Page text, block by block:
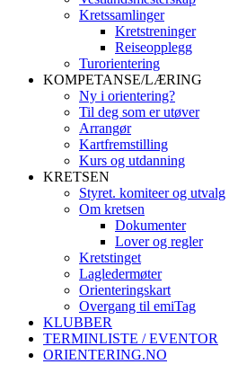
Kretssamlinger
Kretstreninger
Reiseopplegg
Turorientering
KOMPETANSE/LÆRING
Ny i orientering?
Til deg som er utøver
Arrangør
Kartfremstilling
Kurs og utdanning
KRETSEN
Styret. komiteer og utvalg
Om kretsen
Dokumenter
Lover og regler
Kretstinget
Lagledermøter
Orienteringskart
Overgang til emiTag
KLUBBER
TERMINLISTE / EVENTOR
ORIENTERING.NO